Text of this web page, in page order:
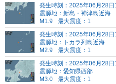
発生時刻：2025年06月28
震源地：新島・神津島近海
M1.9
最大震度：1
発生時刻：2025年06月28
震源地：トカラ列島近海
M2.9
最大震度：1
発生時刻：2025年06月28
震源地：愛知県西部
M3.0
最大震度：1